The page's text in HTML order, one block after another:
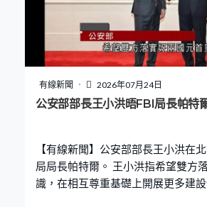
有線新聞 2026年07月24日
公安部部長王小洪晤FBI局長帕特
【有線新聞】公安部部長王小洪在
局局長帕特爾。 王小洪指希望雙方
識，在相互尊重基礎上開展更多建